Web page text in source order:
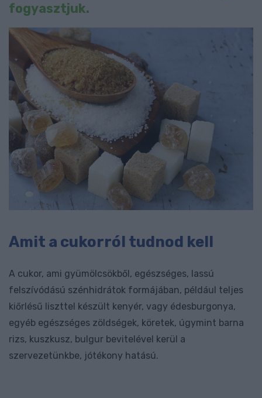
fogyasztjuk.
Amit a cukorról tudnod kell
A cukor, ami gyümölcsökből, egészséges, lassú
felszívódású szénhidrátok formájában, például teljes
kiőrlésű liszttel készült kenyér, vagy édesburgonya,
egyéb egészséges zöldségek, köretek, úgymint barna
rizs, kuszkusz, bulgur bevitelével kerül a
szervezetünkbe, jótékony hatású.